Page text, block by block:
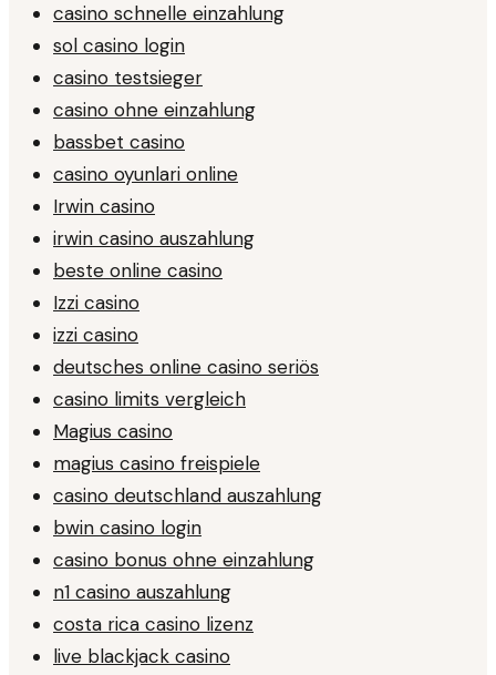
casino schnelle einzahlung
sol casino login
casino testsieger
casino ohne einzahlung
bassbet casino
casino oyunlari online
Irwin casino
irwin casino auszahlung
beste online casino
Izzi casino
izzi casino
deutsches online casino seriös
casino limits vergleich
Magius casino
magius casino freispiele
casino deutschland auszahlung
bwin casino login
casino bonus ohne einzahlung
n1 casino auszahlung
costa rica casino lizenz
live blackjack casino